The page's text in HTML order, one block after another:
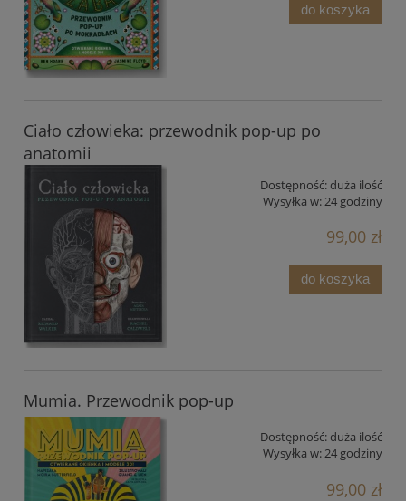
do koszyka
Ciało człowieka: przewodnik pop-up po
anatomii
Dostępność: duża ilość
Wysyłka w:24 godziny
99,00 zł
do koszyka
Mumia. Przewodnik pop-up
Dostępność: duża ilość
Wysyłka w:24 godziny
99,00 zł